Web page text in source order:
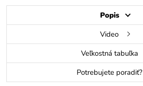
Popis
Video
Veľkostná tabuľka
Potrebujete poradiť?